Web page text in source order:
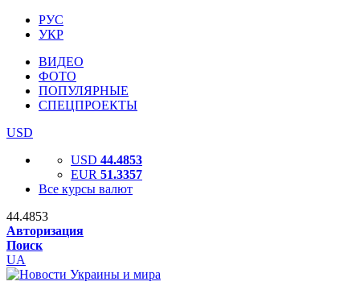
РУС
УКР
ВИДЕО
ФОТО
ПОПУЛЯРНЫЕ
СПЕЦПРОЕКТЫ
USD
USD 44.4853
EUR 51.3357
Все курсы валют
44.4853
Авторизация
Поиск
UA